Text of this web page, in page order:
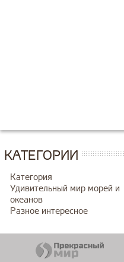
КАТЕГОРИИ
Категория
Удивительный мир морей и
океанов
Разное интересное